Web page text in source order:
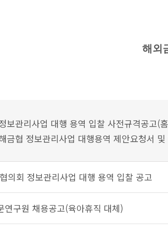
해외
보관리사업 대행 용역 입찰 사전규격공고(
금협 정보관리사업 대행용역 제안요청서
의회 정보관리사업 대행 용역 입찰 공고
연구원 채용공고(육아휴직 대체)